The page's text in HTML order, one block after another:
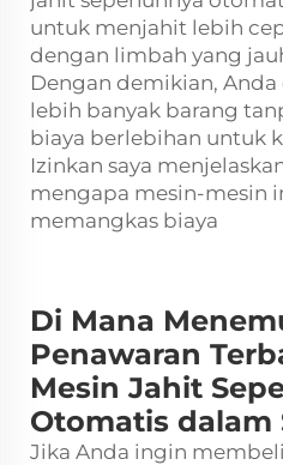
untuk menjahit lebih
dengan limbah yang
Dengan demikian,
lebih banyak barang
biaya berlebihan untuk
Izinkan saya
mengapa mesin-mesin
memangkas biaya
Di Mana
Penawaran
Mesin Jahit
Otomatis dalam
Jika Anda ingin